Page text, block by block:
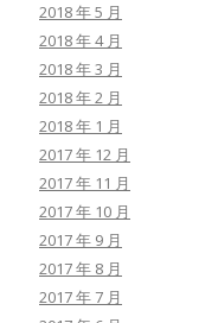
2018 年 5 月
2018 年 4 月
2018 年 3 月
2018 年 2 月
2018 年 1 月
2017 年 12 月
2017 年 11 月
2017 年 10 月
2017 年 9 月
2017 年 8 月
2017 年 7 月